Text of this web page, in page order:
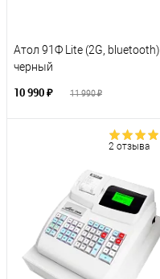
Атол 91Ф Lite (2G, bluetooth)
черный
10 990 ₽ 11 990 ₽
2 отзыва